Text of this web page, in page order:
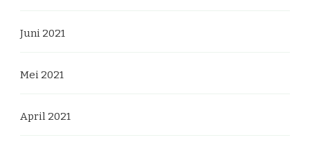
Juni 2021
Mei 2021
April 2021